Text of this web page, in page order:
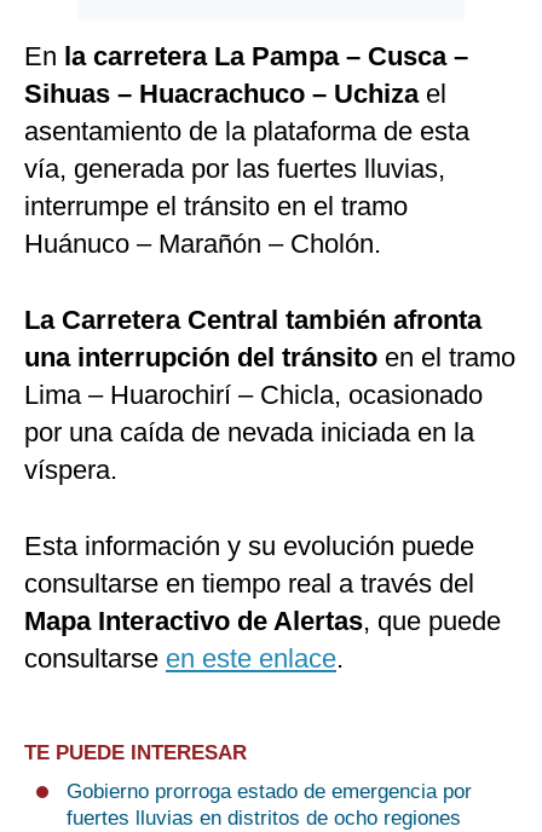
En la carretera La Pampa – Cusca –
Sihuas – Huacrachuco – Uchiza el
asentamiento de la plataforma de esta
vía, generada por las fuertes lluvias,
interrumpe el tránsito en el tramo
Huánuco – Marañón – Cholón.
La Carretera Central también afronta
una interrupción del tránsito en el tramo
Lima – Huarochirí – Chicla, ocasionado
por una caída de nevada iniciada en la
víspera.
Esta información y su evolución puede
consultarse en tiempo real a través del
Mapa Interactivo de Alertas, que puede
consultarse en este enlace.
TE PUEDE INTERESAR
Gobierno prorroga estado de emergencia por
fuertes lluvias en distritos de ocho regiones